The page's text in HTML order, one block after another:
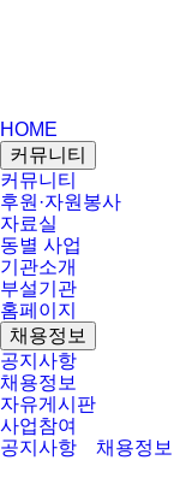
HOME
커뮤니티
커뮤니티
후원·자원봉사
자료실
동별 사업
기관소개
부설기관
홈페이지
채용정보
공지사항
채용정보
자유게시판
사업참여
공지사항
채용정보